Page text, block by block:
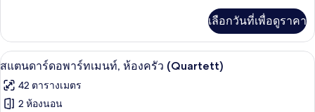
เม
นท์,
ห้อง
ครัว
เกี่ยว
กับ
สแตนดาร์ด
พาร์
ท
เลือกวันที่เพื่อดูราคา
เปิด
ภาพถ่าย
ทั้งหมด
สแตนดาร์ดอพาร์ทเมนท์, ห้องครัว
10
สแตนดาร์ดอพาร์ทเมนท์, ห้องครัว (Quartett)
42 ตารางเมตร
2 ห้องนอน